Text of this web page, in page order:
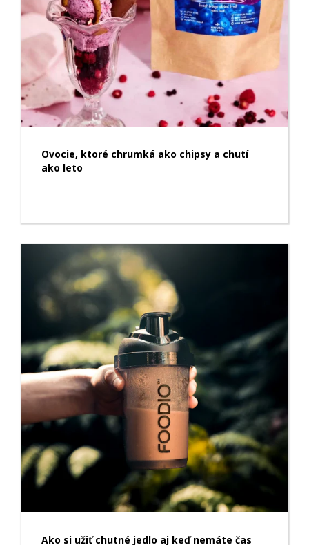
Ovocie, ktoré chrumká ako chipsy a chutí
ako leto
Ako si užiť chutné jedlo aj keď nemáte čas